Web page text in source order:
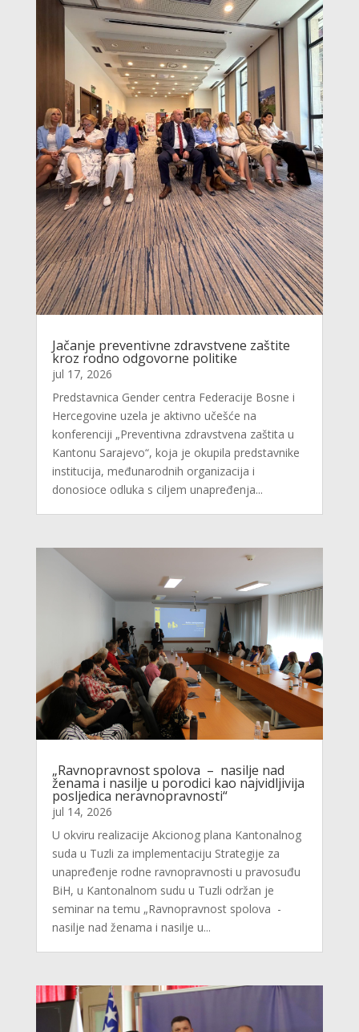
Jačanje preventivne zdravstvene zaštite
kroz rodno odgovorne politike
jul 17, 2026
Predstavnica Gender centra Federacije Bosne i
Hercegovine uzela je aktivno učešće na
konferenciji „Preventivna zdravstvena zaštita u
Kantonu Sarajevo“, koja je okupila predstavnike
institucija, međunarodnih organizacija i
donosioce odluka s ciljem unapređenja...
„Ravnopravnost spolova – nasilje nad
ženama i nasilje u porodici kao najvidljivija
posljedica neravnopravnosti“
jul 14, 2026
U okviru realizacije Akcionog plana Kantonalnog
suda u Tuzli za implementaciju Strategije za
unapređenje rodne ravnopravnosti u pravosuđu
BiH, u Kantonalnom sudu u Tuzli održan je
seminar na temu „Ravnopravnost spolova -
nasilje nad ženama i nasilje u...